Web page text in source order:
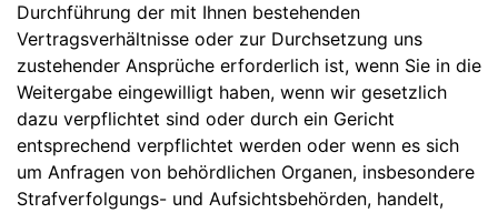
Durchführung der mit Ihnen bestehenden
Vertragsverhältnisse oder zur Durchsetzung uns
zustehender Ansprüche erforderlich ist, wenn Sie in die
Weitergabe eingewilligt haben, wenn wir gesetzlich
dazu verpflichtet sind oder durch ein Gericht
entsprechend verpflichtet werden oder wenn es sich
um Anfragen von behördlichen Organen, insbesondere
Strafverfolgungs- und Aufsichtsbehörden, handelt,